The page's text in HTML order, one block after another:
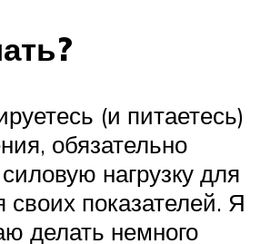
(и питаетесь)
обязательно
нагрузку для
своих показателей. Я
делать немного